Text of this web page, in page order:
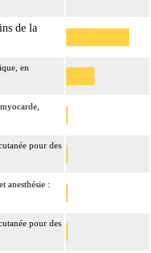
de la
en
pour des
anesthésie :
pour des